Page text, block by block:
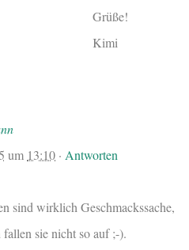
Grüße!
Kimi
um 13:10 ·Antworten
sind wirklich Geschmackssache,
sie nicht so auf ;-).